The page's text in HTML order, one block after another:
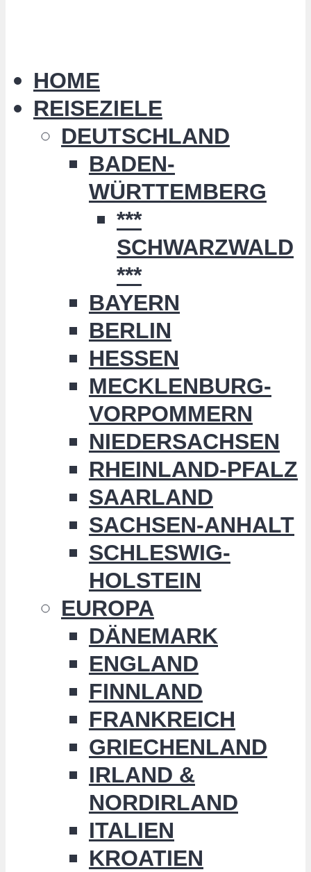
HOME
REISEZIELE
DEUTSCHLAND
BADEN-
WÜRTTEMBERG
***
SCHWARZWALD
***
BAYERN
BERLIN
HESSEN
MECKLENBURG-
VORPOMMERN
NIEDERSACHSEN
RHEINLAND-PFALZ
SAARLAND
SACHSEN-ANHALT
SCHLESWIG-
HOLSTEIN
EUROPA
DÄNEMARK
ENGLAND
FINNLAND
FRANKREICH
GRIECHENLAND
IRLAND &
NORDIRLAND
ITALIEN
KROATIEN